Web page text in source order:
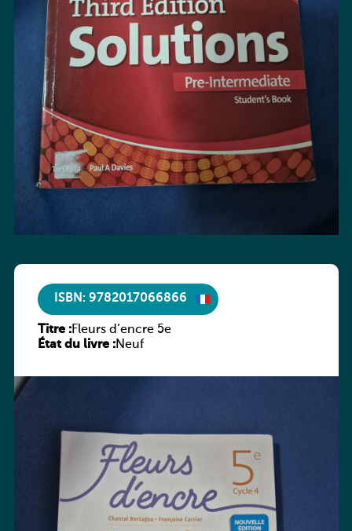
ISBN: 9782017066866
Titre :Fleurs d’encre 5e
État du livre :Neuf